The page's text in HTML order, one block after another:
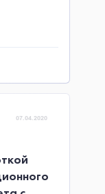
07.04.2020